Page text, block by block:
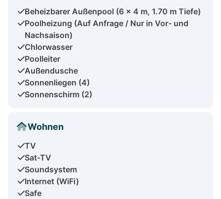
Beheizbarer Außenpool (6 x 4 m, 1.70 m Tiefe)
Poolheizung (Auf Anfrage / Nur in Vor- und
Nachsaison)
Chlorwasser
Poolleiter
Außendusche
Sonnenliegen (4)
Sonnenschirm (2)
Wohnen
TV
Sat-TV
Soundsystem
Internet (WiFi)
Safe